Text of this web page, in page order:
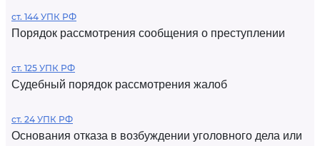
ст. 144 УПК РФ
Порядок рассмотрения сообщения о преступлении
ст. 125 УПК РФ
Судебный порядок рассмотрения жалоб
ст. 24 УПК РФ
Основания отказа в возбуждении уголовного дела или